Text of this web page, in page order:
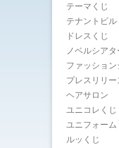
テーマくじ
テナントビル
ドレスくじ
ノベルシアタ
ファッショ
プレスリリー
ヘアサロン
ユニコレくじ
ユニフォーム
ルッくじ